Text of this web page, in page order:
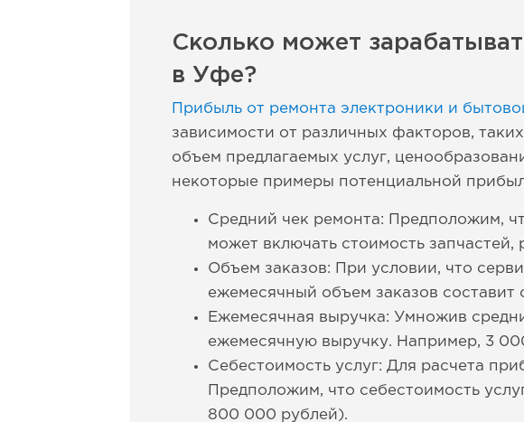
Сколько может
в Уфе?
Прибыль от ремонта электроники и
зависимости от различных факторов,
объем предлагаемых услуг,
некоторые примеры потенциальной
Средний чек ремонта: Предположим,
может включать стоимость запчастей,
Объем заказов: При условии, что
ежемесячный объем заказов составит
Ежемесячная выручка: Умножив
ежемесячную выручку. Например, 3
Себестоимость услуг: Для расчета
Предположим, что себестоимость
800 000 рублей).